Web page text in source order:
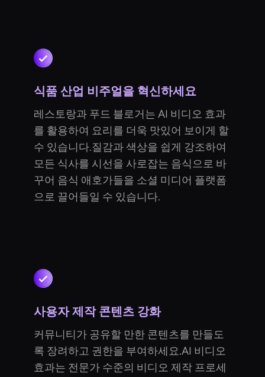
식품 산업 비주얼을 혁신하세요
레스토랑과 푸드 블로거는 AI 비디오 효과
를 활용하여 요리를 더욱 맛있어 보이게 할
수 있습니다.질감과 색상을 쉽게 강조하여
모든 식사를 시선을 사로잡는 음식으로 바
꾸어 음식 애호가들을 소셜 미디어 플랫폼
으로 끌어들일 수 있습니다.
사용자 제작 콘텐츠 강화
커뮤니티가 공유할 만한 콘텐츠를 만들도
록 장려하고 권한을 부여하세요.AI 비디오
효과는 전문가 수준의 비디오 제작 프로세